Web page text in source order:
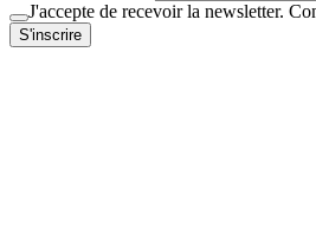
J'accepte de recevoir la newsletter.
S'inscrire